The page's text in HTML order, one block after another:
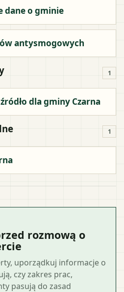
dane o gminie
antysmogowych
1
dla gminy Czarna
1
rozmową o
uporządkuj informacje o
czy zakres prac,
pasują do zasad